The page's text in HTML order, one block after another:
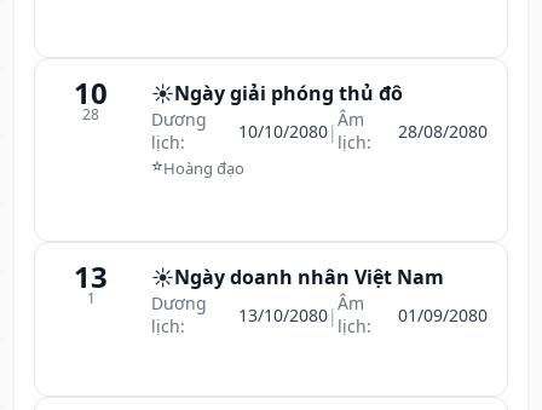
10
28
☀️Ngày giải phóng thủ đô
Dương
lịch:
10/10/2080|Âm
lịch:
28/08/2080
⭐Hoàng đạo
13
1
☀️Ngày doanh nhân Việt Nam
Dương
lịch:
13/10/2080|Âm
lịch:
01/09/2080